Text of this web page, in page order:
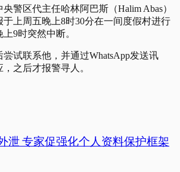
警区代主任哈林阿巴斯（Halim Abas）
上周五晚上8时30分在一间度假村进行
9时突然中断。
试联系他，并通过WhatsApp发送讯
之后才报警寻人。
泄 专家促强化个人资料保护框架